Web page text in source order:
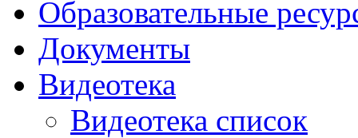
Образовательные
Документы
Видеотека
Видеотека список